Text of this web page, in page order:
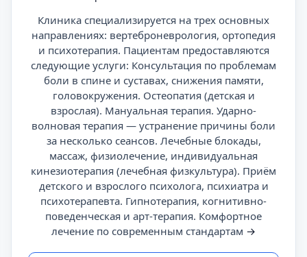
Клиника специализируется на трех основных
направлениях: вертеброневрология, ортопедия
и психотерапия. Пациентам предоставляются
следующие услуги: Консультация по проблемам
боли в спине и суставах, снижения памяти,
головокружения. Остеопатия (детская и
взрослая). Мануальная терапия. Ударно-
волновая терапия — устранение причины боли
за несколько сеансов. Лечебные блокады,
массаж, физиолечение, индивидуальная
кинезиотерапия (лечебная физкультура). Приём
детского и взрослого психолога, психиатра и
психотерапевта. Гипнотерапия, когнитивно-
поведенческая и арт-терапия. Комфортное
лечение по современным стандартам →